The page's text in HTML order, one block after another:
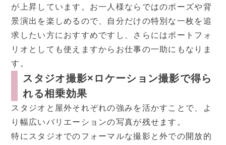
が上昇しています。お一人様ならではのポーズや背
景演出を楽しめるので、自分だけの特別な一枚を追
求したい方におすすめですし、さらにはポートフォ
リオとしても使えますからお仕事の一助にもなりま
す。
スタジオ撮影×ロケーション撮影で得ら
れる相乗効果
スタジオと屋外それぞれの強みを活かすことで、よ
り幅広いバリエーションの写真が残せます。
特にスタジオでのフォーマルな撮影と外での開放的